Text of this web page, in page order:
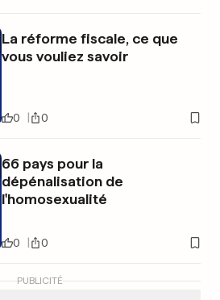
La réforme fiscale, ce que
vous vouliez savoir
0 0
66 pays pour la
dépénalisation de
l'homosexualité
0 0
PUBLICITÉ